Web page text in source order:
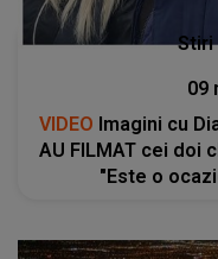
Stiri
09
VIDEO Imagini cu
AU FILMAT cei doi
"Este o